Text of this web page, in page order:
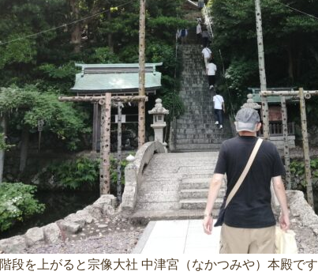
段を上がると宗像大社 中津宮（なかつみや）本殿です